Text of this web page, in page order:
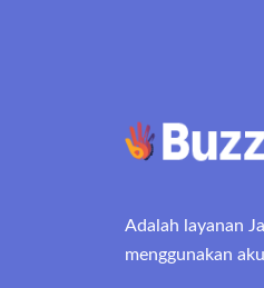
Adalah layanan
menggunakan